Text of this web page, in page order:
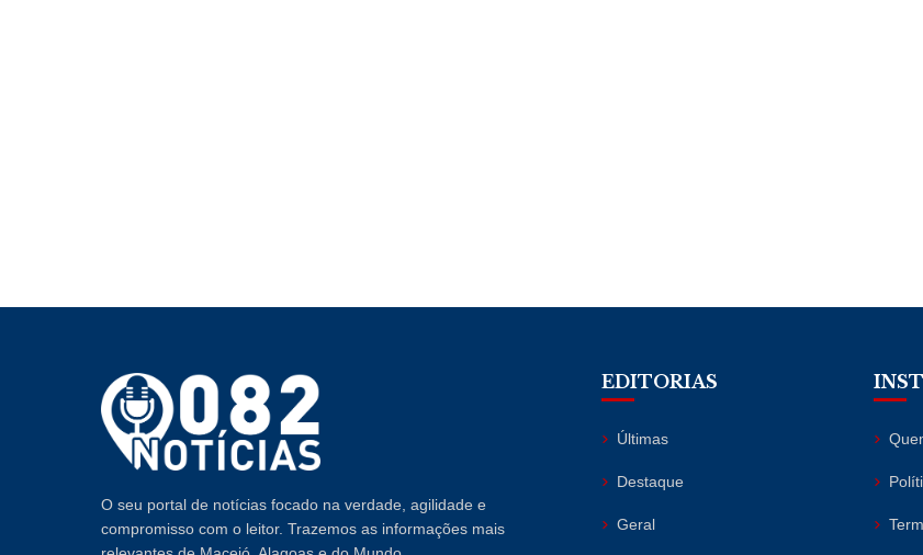
O seu portal de notícias focado na verdade, agilidade e
compromisso com o leitor. Trazemos as informações mais
EDITORIAS
Últimas
Destaque
Geral